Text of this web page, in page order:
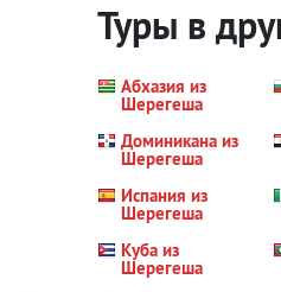
Туры в
Абхазия из
Шерегеша
Доминикана из
Шерегеша
Испания из
Шерегеша
Куба из
Шерегеша